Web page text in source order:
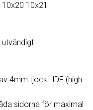
10x21
utvändigt
4mm tjock HDF (high
sidorna för maximal